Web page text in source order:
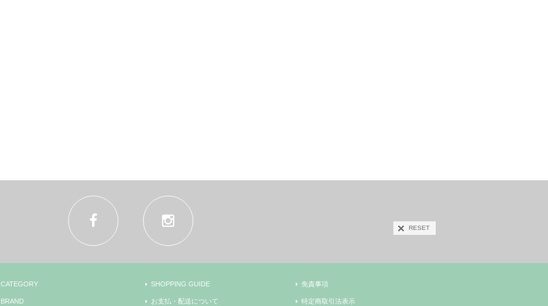
RESET
CATEGORY
BRAND
SHOPPING GUIDE
お支払・配送について
免責事項
特定商取引法表示